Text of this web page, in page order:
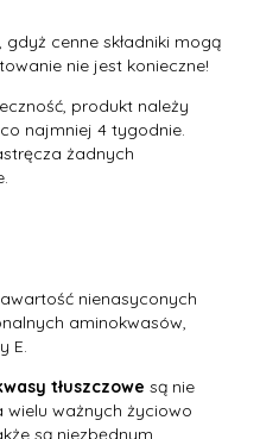
cenne składniki mogą
nie jest konieczne!
produkt należy
najmniej 4 tygodnie.
żadnych
nienasyconych
aminokwasów,
E.
tłuszczowe są nie
ważnych życiowo
są niezbędnym